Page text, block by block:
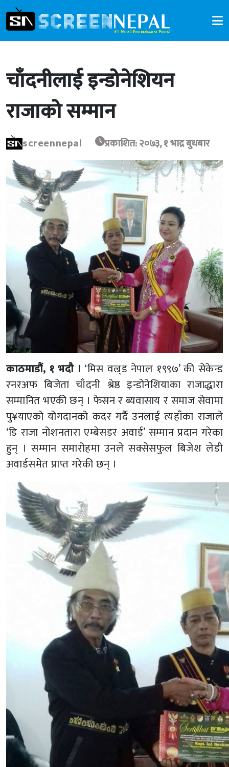
चाँदनीलाई इन्डोनेशियन
राजाको सम्मान
screennepal प्रकाशित: २०७३, १ भाद्र बुधबार
काठमाडौं, १ भदौ । ‘मिस वल्र्ड नेपाल १९९७’ की सेकेन्ड
रनरअफ बिजेता चाँदनी श्रेष्ठ इन्डोनेशियाका राजाद्धारा
सम्मानित भएकी छन् । फेसन र ब्यवासाय र समाज सेवामा
पु¥याएको योगदानको कदर गर्दै उनलाई त्यहाँका राजाले
‘डि राजा नोशनतारा एम्बेसडर अवार्ड’ सम्मान प्रदान गरेका
हुन् । सम्मान समारोहमा उनले सक्सेसफुल बिजेश लेडी
अवार्डसमेत प्राप्त गरेकी छन् ।